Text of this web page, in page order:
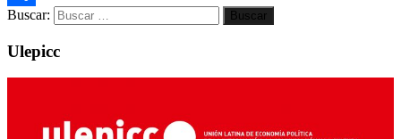
Compartir
Buscar:
Ulepicc